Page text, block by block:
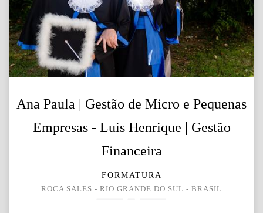
Ana Paula | Gestão de Micro e Pequenas
Empresas - Luis Henrique | Gestão
Financeira
FORMATURA
ROCA SALES - RIO GRANDE DO SUL - BRASIL